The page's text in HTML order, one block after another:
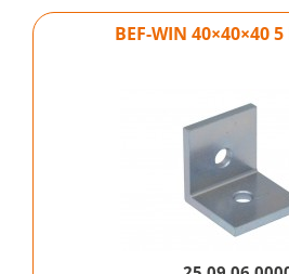
BEF-WIN 40×40×40